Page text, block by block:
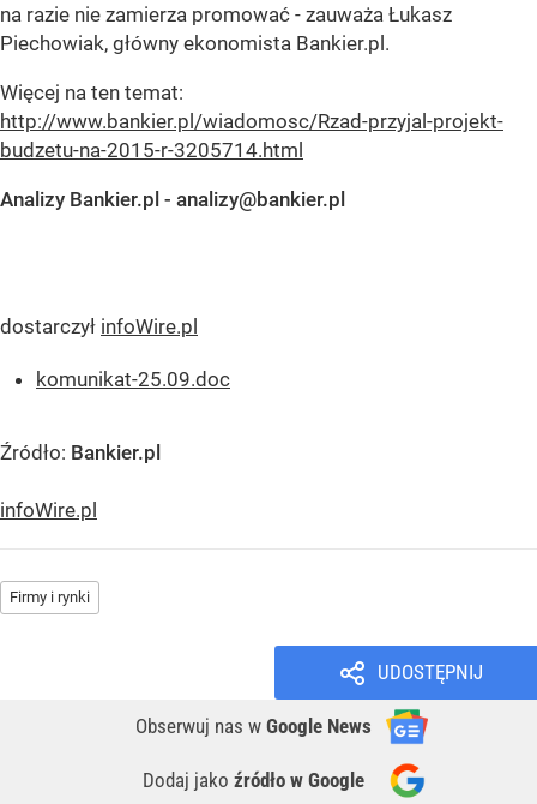
na razie nie zamierza promować - zauważa Łukasz
Piechowiak, główny ekonomista Bankier.pl.
Więcej na ten temat:
http://www.bankier.pl/wiadomosc/Rzad-przyjal-projekt-
budzetu-na-2015-r-3205714.html
Analizy Bankier.pl - analizy@bankier.pl
dostarczył infoWire.pl
komunikat-25.09.doc
Źródło: Bankier.pl
infoWire.pl
Firmy i rynki
UDOSTĘPNIJ
Obserwuj nas w Google News
Dodaj jako źródło w Google